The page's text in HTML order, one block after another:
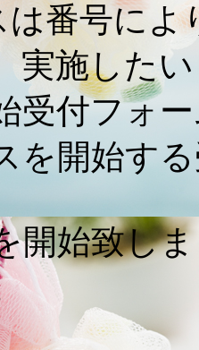
番号に
実施した
受付フォ
を開始す
始致し